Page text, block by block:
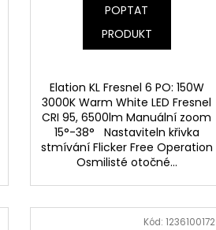
POPTAT
PRODUKT
Elation KL Fresnel 6 PO: 150W
3000K Warm White LED Fresnel
CRI 95, 6500lm Manuální zoom
15°-38° Nastaviteln křivka
stmívání Flicker Free Operation
Osmilisté otočné...
Kód: 1236100172